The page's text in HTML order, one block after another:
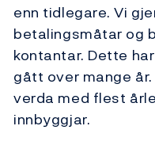
enn tidlegare. Vi
betalingsmåtar og
kontantar. Dette
gått over mange
verda med flest
innbyggjar.